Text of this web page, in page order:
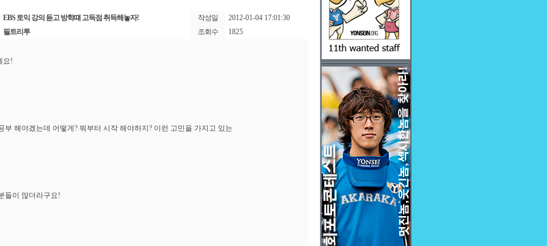
EBS 토익 강의 듣고 방학떄 고득점 취득해놓자! 작성일
2012-01-04 17:01:30
필트리투 조회수 1825
요!
부 해야겠는데 어떻게? 뭐부터 시작 해야하지? 이런 고민을 가지고 있는
들이 많더라구요!